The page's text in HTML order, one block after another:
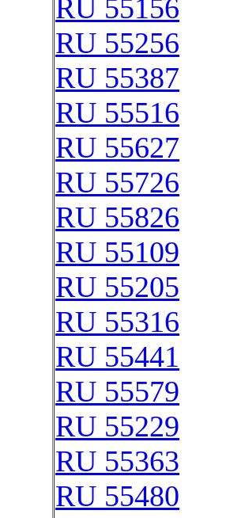
RU 55156
RU 55256
RU 55387
RU 55516
RU 55627
RU 55726
RU 55826
RU 55109
RU 55205
RU 55316
RU 55441
RU 55579
RU 55229
RU 55363
RU 55480